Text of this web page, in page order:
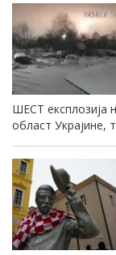
ШЕСТ експлозија
област Украјине,